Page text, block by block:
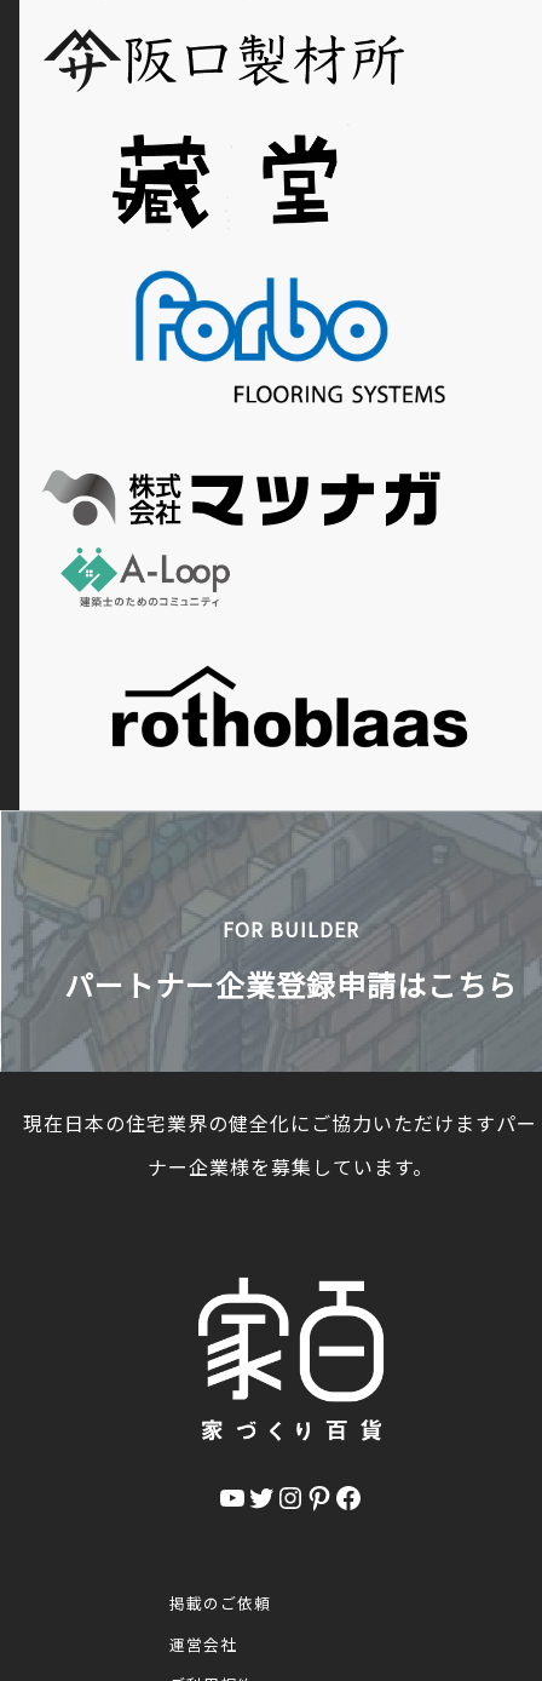
FOR BUILDER
パートナー企業登録申請はこちら
現在日本の住宅業界の健全化にご協力いただけますパ
ナー企業様を募集しています。
YouTube Twitter InstagramPinterest Facebook
掲載のご依頼
運営会社